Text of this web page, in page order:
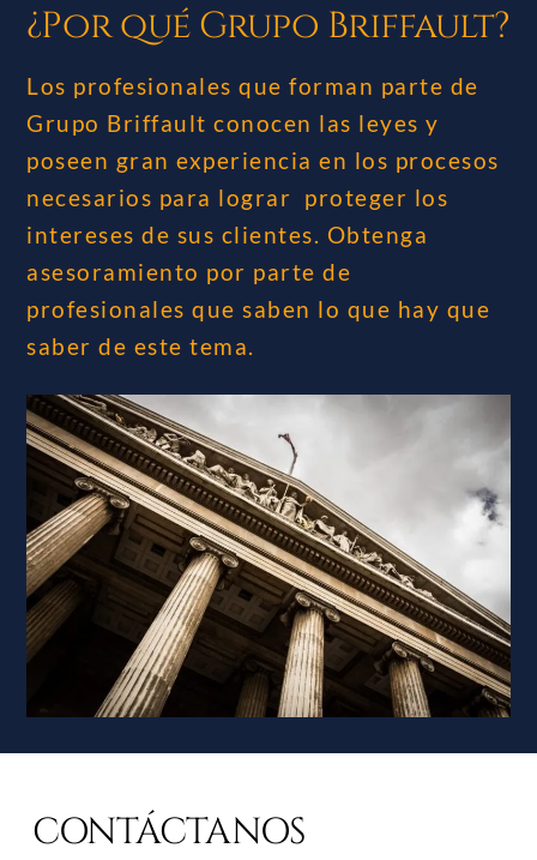
¿Por qué Grupo Briffault?
Los profesionales que forman parte de
Grupo Briffault conocen las leyes y
poseen gran experiencia en los procesos
necesarios para lograr proteger los
intereses de sus clientes. Obtenga
asesoramiento por parte de
profesionales que saben lo que hay que
saber de este tema.
CONTÁCTANOS